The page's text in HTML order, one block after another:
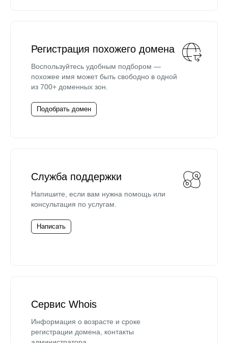
Регистрация похожего домена
Воспользуйтесь удобным подбором —
похожее имя может быть свободно в одной
из 700+ доменных зон.
Подобрать домен
Служба поддержки
Напишите, если вам нужна помощь или
консультация по услугам.
Написать
Сервис Whois
Информация о возрасте и сроке
регистрации домена, контакты